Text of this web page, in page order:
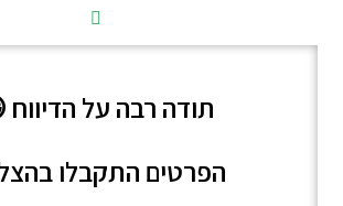
תודה רבה על הדיווח 😄
הפרטים התקבלו בהצלחה